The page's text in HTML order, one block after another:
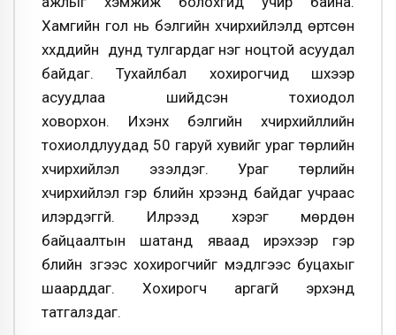
Хамгийн гол нь бэлгийн хүчирхийлэлд өртсөн
хүүхдүүдийн дунд тулгардаг нэг ноцтой асуудал
байдаг. Тухайлбал хохирогчид шүүхээр
асуудлаа шийдсэн тохиодол
ховорхон. Ихэнх бэлгийн хүчирхийллийн
тохиолдлуудад 50 гаруй хувийг ураг төрлийн
хүчирхийлэл эзэлдэг. Ураг төрлийн
хүчирхийлэл гэр бүлийн хүрээнд байдаг учраас
илэрдэггүй. Илрээд хэрэг мөрдөн
байцаалтын шатанд яваад ирэхээр гэр
бүлийн зүгээс хохирогчийг мэдүүлгээс буцахыг
шаарддаг. Хохирогч аргагүй эрхэнд
татгалздаг.